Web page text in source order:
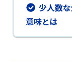
少人数
意味とは